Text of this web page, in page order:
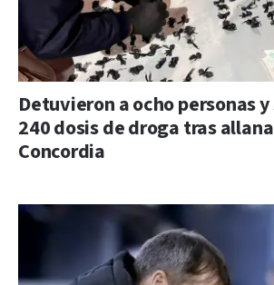
Detuvieron a ocho personas
240 dosis de droga tras
Concordia